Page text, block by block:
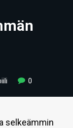
0
selkeämmin